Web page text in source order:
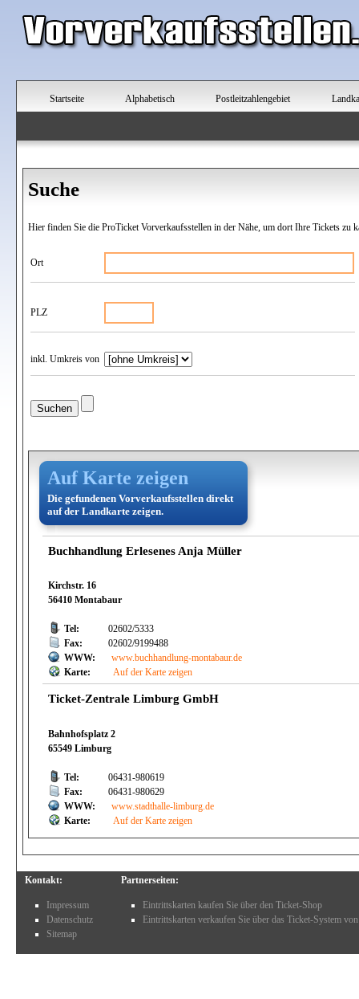
Startseite Alphabetisch Postleitzahlengebiet
Suche
Hier finden Sie die ProTicket Vorverkaufsstellen in der Nähe, um dort Ihre Tickets zu
Ort
PLZ
inkl. Umkreis von
Auf Karte zeigen
Die gefundenen Vorverkaufsstellen direkt
auf der Landkarte zeigen.
Buchhandlung Erlesenes Anja Müller
Kirchstr. 16
56410 Montabaur
Tel:
02602/5333
Fax:
02602/9199488
WWW:
www.buchhandlung-montabaur.de
Karte:
Auf der Karte zeigen
Ticket-Zentrale Limburg GmbH
Bahnhofsplatz 2
65549 Limburg
Tel:
06431-980619
Fax:
06431-980629
WWW:
www.stadthalle-limburg.de
Karte:
Auf der Karte zeigen
Kontakt:
Impressum
Datenschutz
Sitemap
Partnerseiten:
Eintrittskarten kaufen Sie über den Ticket-Shop
Eintrittskarten verkaufen Sie über das Ticket-System